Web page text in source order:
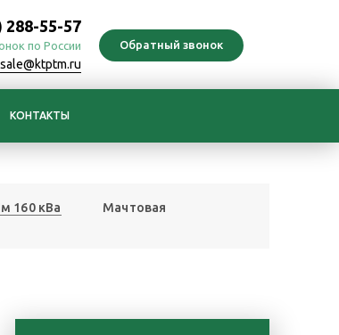
288-55-57
по России
sale@ktptm.ru
КОНТАКТЫ
160 кВа
Мачтовая